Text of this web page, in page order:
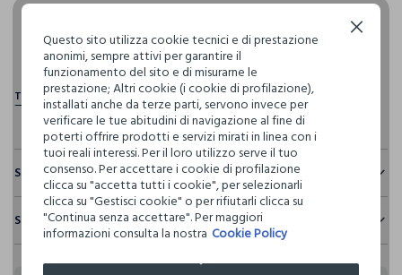
pdp.loyalty.section.advantages
Sostenibilità e trasparenza
Sicurezza
Il 100% dei nostri articoli viene sottoposto a test chimico-
fisici, per verificarne il rispetto dei limiti che abbiamo
definito per l’uso di sostanze chimiche, talvolta anche più
Spedizione e resi
cambiare idea e restituire i prodotti che hai acquistato.
Questo sito utilizza cookie tecnici e di prestazione
anonimi, sempre attivi per garantire il
funzionamento del sito e di misurarne le
prestazione; Altri cookie (i cookie di profilazione),
installati anche da terze parti, servono invece per
verificare le tue abitudini di navigazione al fine di
poterti offrire prodotti e servizi mirati in linea con i
tuoi reali interessi. Per il loro utilizzo serve il tuo
consenso. Per accettare i cookie di profilazione
clicca su "accetta tutti i cookie", per selezionarli
clicca su "Gestisci cookie" o per rifiutarli clicca su
"Continua senza accettare". Per maggiori
informazioni consulta la nostra Cookie Policy
Continua senza accettare